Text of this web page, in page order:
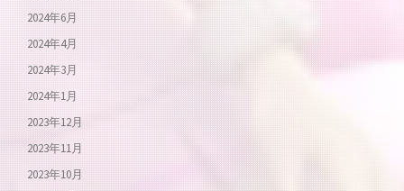
2024年6月
2024年4月
2024年3月
2024年1月
2023年12月
2023年11月
2023年10月